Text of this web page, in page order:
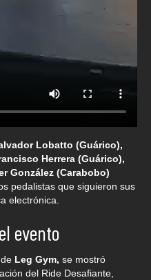
Lobatto (Guárico),
Herrera (Guárico),
González (Carabobo)
pedalistas que siguieron sus
electrónica.
evento
Leg Gym, se mostró
del Ride Desafiante,